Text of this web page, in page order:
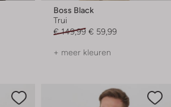
Boss Black
Trui
€ 149,99 € 59,99
+ meer kleuren